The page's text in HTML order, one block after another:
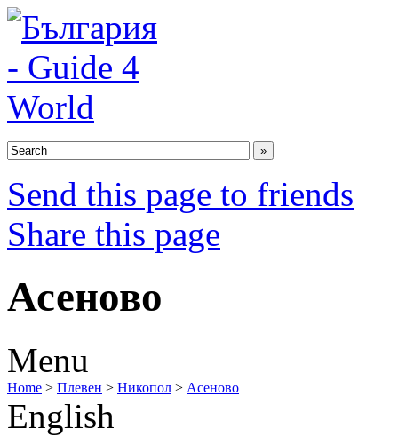
Send this page to friends
Share this page
Асеново
Menu
Home > Плевен > Никопол > Асеново
English